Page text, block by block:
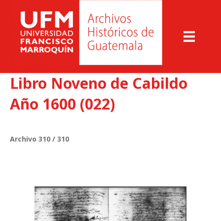
Libro Noveno de Cabildo
Año 1600 (022)
Archivo 310 / 310